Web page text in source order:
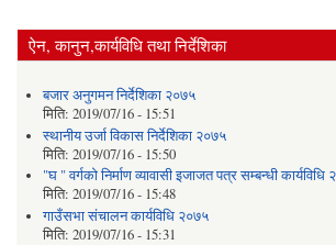
ऐन, कानुन,कार्यविधि तथा निर्देशिका
बजार अनुगमन निर्देशिका २०७५
मिति: 2019/07/16 - 15:51
स्थानीय उर्जा विकास निर्देशिका २०७५
मिति: 2019/07/16 - 15:50
"घ " वर्गको निर्माण व्यावासी इजाजत पत्र सम्बन्धी कार्यविधि
मिति: 2019/07/16 - 15:48
गाउँसभा संचालन कार्यविधि २०७५
मिति: 2019/07/16 - 15:31